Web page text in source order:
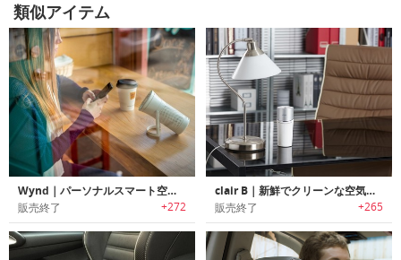
類似アイテム
Wynd｜パーソナルスマート空気清浄機「ウィンド」
販売終了 +272
clair B｜新鮮でクリーンな空気をもたらすポータブル空気清浄機「クレアB」
販売終了 +265